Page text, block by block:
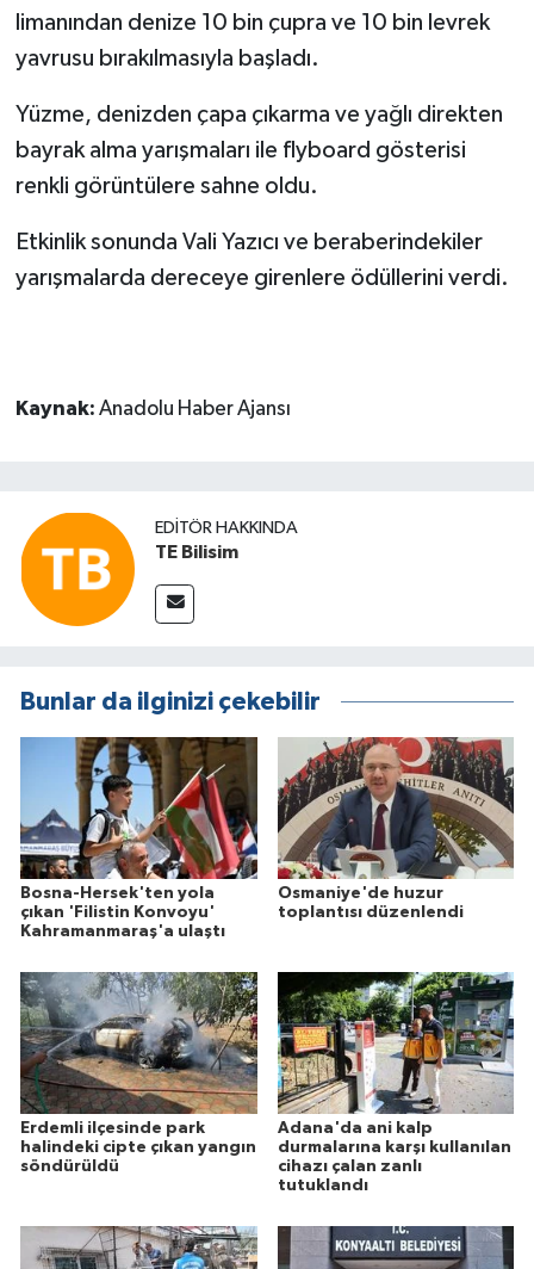
limanından denize 10 bin çupra ve 10 bin levrek
yavrusu bırakılmasıyla başladı.
Yüzme, denizden çapa çıkarma ve yağlı direkten
bayrak alma yarışmaları ile flyboard gösterisi
renkli görüntülere sahne oldu.
Etkinlik sonunda Vali Yazıcı ve beraberindekiler
yarışmalarda dereceye girenlere ödüllerini verdi.
Kaynak: Anadolu Haber Ajansı
EDITÖR HAKKINDA
TE Bilisim
Bunlar da ilginizi çekebilir
Bosna-Hersek'ten yola
çıkan 'Filistin Konvoyu'
Kahramanmaraş'a ulaştı
Osmaniye'de huzur
toplantısı düzenlendi
Erdemli ilçesinde park
halindeki cipte çıkan yangın
söndürüldü
Adana'da ani kalp
durmalarına karşı kullanılan
cihazı çalan zanlı
tutuklandı